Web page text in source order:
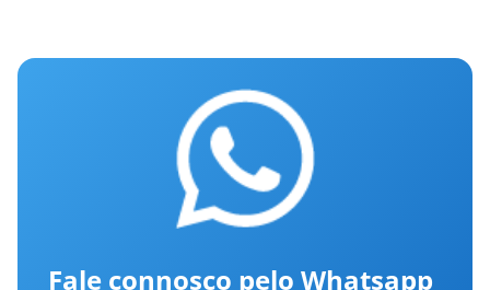
Fale connosco pelo Whatsapp